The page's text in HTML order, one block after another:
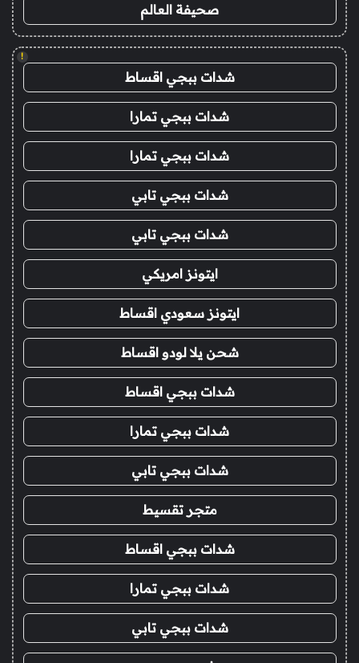
صحيفة العالم
!
شدات ببجي اقساط
شدات ببجي تمارا
شدات ببجي تمارا
شدات ببجي تابي
شدات ببجي تابي
ايتونز امريكي
ايتونز سعودي اقساط
شحن يلا لودو اقساط
شدات ببجي اقساط
شدات ببجي تمارا
شدات ببجي تابي
متجر تقسيط
شدات ببجي اقساط
شدات ببجي تمارا
شدات ببجي تابي